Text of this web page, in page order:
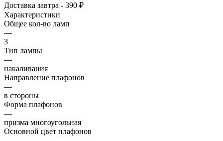
Доставка завтра - 390 ₽
Характеристики
Общее кол-во ламп
—
3
Тип лампы
—
накаливания
Направление плафонов
—
в стороны
Форма плафонов
—
призма многоугольная
Основной цвет плафонов